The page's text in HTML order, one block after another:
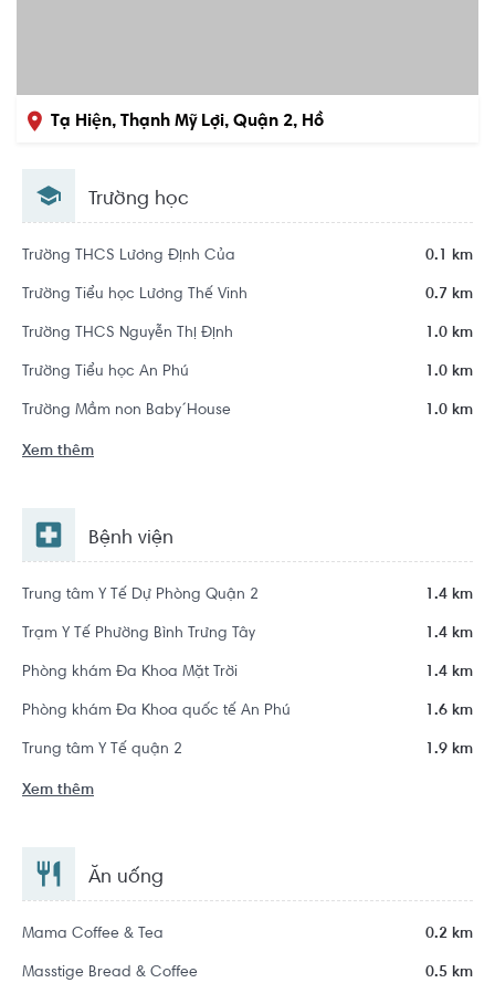
Tạ Hiện, Thạnh Mỹ Lợi, Quận 2, Hồ
Trường học
Trường THCS Lương Định Của 0.1 km
Trường Tiểu học Lương Thế Vinh 0.7 km
Trường THCS Nguyễn Thị Định 1.0 km
Trường Tiểu học An Phú 1.0 km
Trường Mầm non Baby´House 1.0 km
Xem thêm
Bệnh viện
Trung tâm Y Tế Dự Phòng Quận 2 1.4 km
Trạm Y Tế Phường Bình Trưng Tây 1.4 km
Phòng khám Đa Khoa Mặt Trời 1.4 km
Phòng khám Đa Khoa quốc tế An Phú 1.6 km
Trung tâm Y Tế quận 2 1.9 km
Xem thêm
Ăn uống
Mama Coffee & Tea 0.2 km
Masstige Bread & Coffee 0.5 km